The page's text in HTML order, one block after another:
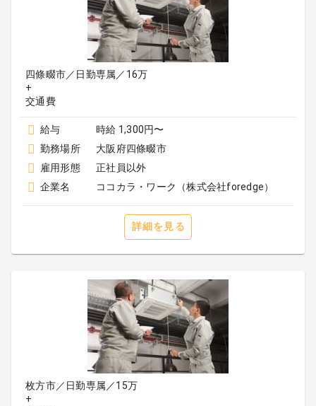
四條畷市／日勤専属／16万
+
交通費
給与
時給 1,300円〜
勤務場所
大阪府四條畷市
雇用形態
正社員以外
企業名
ココカラ・ワーク（株式会社foredge）
詳細を見る
枚方市／日勤専属／15万
+